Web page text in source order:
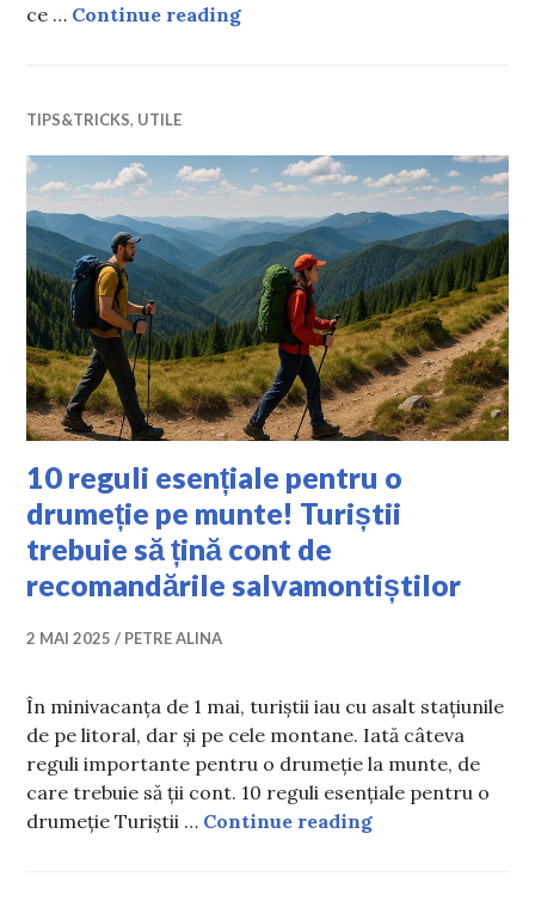
ce … Continue readingCum îți dai seama că mierea
TIPS&TRICKS, UTILE
10 reguli esențiale pentru o
drumeție pe munte! Turiștii
trebuie să țină cont de
recomandările salvamontiștilor
2 MAI 2025 PETRE ALINA
În minivacanța de 1 mai, turiștii iau cu asalt stațiunile
de pe litoral, dar și pe cele montane. Iată câteva
reguli importante pentru o drumeție la munte, de
care trebuie să ții cont. 10 reguli esențiale pentru o
drumeție Turiștii … Continue reading10 reguli